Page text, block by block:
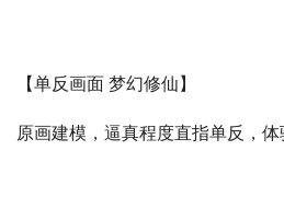
【单反画面 梦幻修仙】
原画建模，逼真程度直指单反，